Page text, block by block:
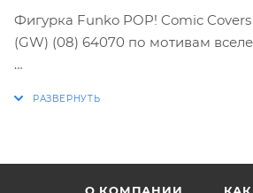
Фигурка Funko POP! Comic
(GW) (08) 64070 по мотивам